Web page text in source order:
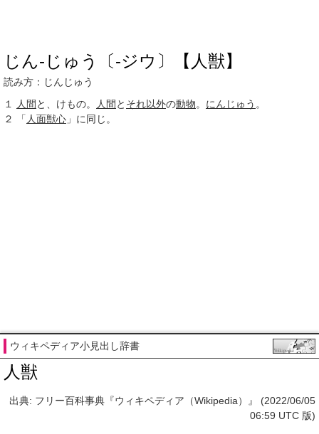
じん‐じゅう〔‐ジウ〕【人獣】
読み方：じんじゅう
１
人間 と、けもの。 人間 と それ以外の動物。 にんじゅう 。
２
「 人面獣心 」に同じ。
ウィキペディア小見出し辞書
人獣
出典: フリー百科事典『ウィキペディア（Wikipedia）』 (2022/06/05
06:59 UTC 版)